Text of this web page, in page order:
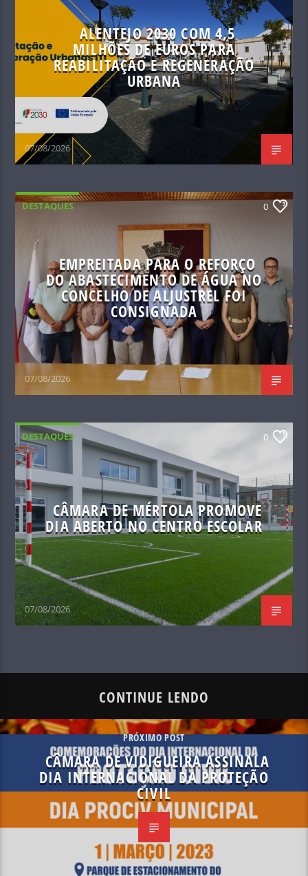
ALENTEJO 2030 COM 4,5
MILHÕES DE EUROS PARA
REABILITAÇÃO E REGENERAÇÃO
URBANA
07/08/2026
DESTAQUES 0
EMPREITADA PARA O REFORÇO
DO ABASTECIMENTO DE ÁGUA NO
CONCELHO DE ALJUSTREL FOI
CONSIGNADA
07/08/2026
DESTAQUES 0
CÂMARA DE MÉRTOLA PROMOVE
DIA ABERTO NO CENTRO ESCOLAR
07/08/2026
CONTINUE LENDO
PRÓXIMO POST
CÂMARA DE VIDIGUEIRA ASSINALA
DIA INTERNACIONAL DA PROTEÇÃO
CIVIL